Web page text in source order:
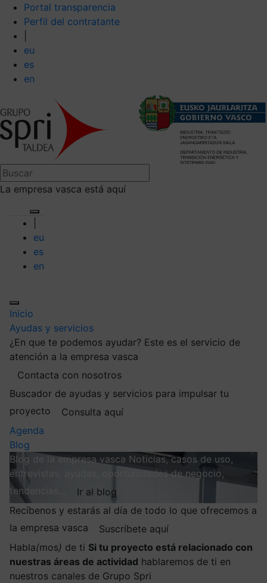
Portal transparencia
Perfil del contratante
eu
es
en
La empresa vasca está aquí
eu
es
en
Inicio
Ayudas y servicios
¿En que te podemos ayudar? Este es el servicio de
atención a la empresa vasca
Contacta con nosotros
Buscador de ayudas y servicios para impulsar tu
proyecto
Consulta aquí
Agenda
Blog
Blog de la empresa vasca Noticias, casos de uso,
entrevistas, ayudas, oportunidades de negocio,
tendencias…
Ir al blog
Recíbenos y estarás al día de todo lo que ofrecemos a
la empresa vasca
Suscríbete aquí
Habla(mos) de ti Si tu proyecto está relacionado con
nuestras áreas de actividad hablaremos de ti en
nuestros canales de Grupo Spri